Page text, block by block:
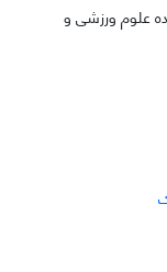
علوم ورزشی و